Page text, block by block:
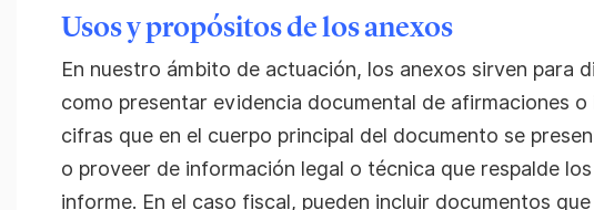
Usos y propósitos de los anexos
En nuestro ámbito de actuación, los anexos sirven para
como presentar evidencia documental de afirmaciones
cifras que en el cuerpo principal del documento se
o proveer de información legal o técnica que respalde
informe. En el caso fiscal, pueden incluir documentos